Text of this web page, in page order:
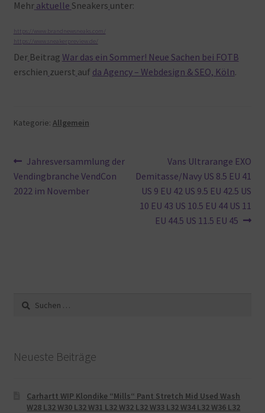
Mehr aktuelle Sneakers unter:
https://www.brandnewsneaks.com/
https://www.sneakerpreview.de/
Der Beitrag War das ein Sommer! Neue Sachen bei FOTB
erschien zuerst auf da Agency – Webdesign & SEO, Köln.
Kategorie: Allgemein
Beitragsnavigation
Vorheriger
Beitrag:
Jahresversammlung der
Vendingbranche VendCon
2022 im November
Nächster
Beitrag:
Vans Ultrarange EXO
Demitasse/Navy US 8.5 EU 41
US 9 EU 42 US 9.5 EU 42.5 US
10 EU 43 US 10.5 EU 44 US 11
EU 44.5 US 11.5 EU 45
Suche
nach:
Neueste Beiträge
Carhartt WIP Klondike “Mills“ Pant Stretch Mid Used Wash
W28 L32 W30 L32 W31 L32 W32 L32 W33 L32 W34 L32 W36 L32